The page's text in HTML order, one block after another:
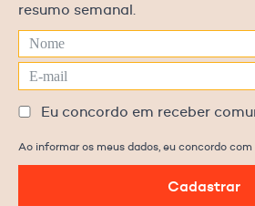
resumo semanal.
Eu concordo em receber
Ao informar os meus dados, eu concordo
Cadastrar